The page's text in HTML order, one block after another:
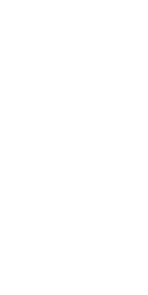
る環境です。
でもご紹介していま
さい。